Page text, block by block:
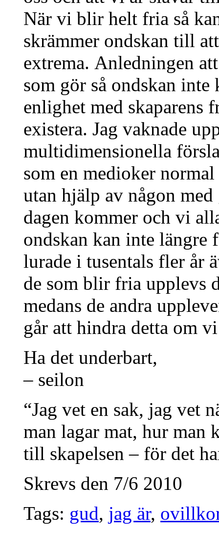
När vi blir helt fria så
skrämmer ondskan till
extrema. Anledningen
som gör så ondskan
enlighet med skaparens
existera. Jag vaknade
multidimensionella
som en medioker
utan hjälp av någon
dagen kommer och vi
ondskan kan inte längre
lurade i tusentals fler år
de som blir fria upplevs
medans de andra
går att hindra detta om
Ha det underbart,
– seilon
“Jag vet en sak, jag vet
man lagar mat, hur man
till skapelsen – för det
Skrevs den 7/6 2010
Tags: gud, jag är,